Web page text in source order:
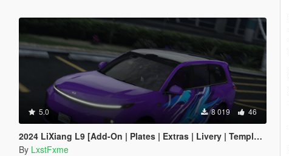
5.0 8 019 46
2024 LiXiang L9 [Add-On | Plates | Extras | Livery | Template]
By LxstFxme